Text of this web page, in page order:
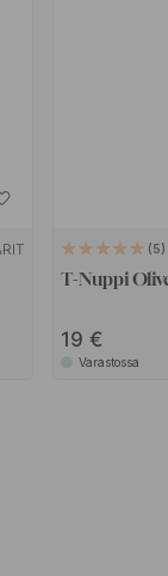
5
T-Nuppi
19
Varastossa